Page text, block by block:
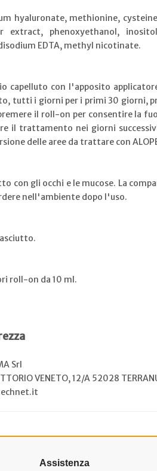
hyaluronate, methionine,
extract, phenoxyethanol,
EDTA, methyl nicotinate.
capelluto con l'apposito
tutti i giorni per i primi 30 giorni,
il roll-on per consentire la
il trattamento nei giorni
delle aree da trattare con
con gli occhi e le mucose. La
nell'ambiente dopo l'uso.
roll-on da 10 ml.
Srl
VENETO, 12/A 52028
Assistenza